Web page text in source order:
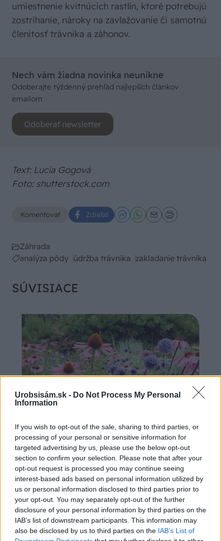
Urobsisám.sk - Do Not Process My Personal
Information
If you wish to opt-out of the sale, sharing to third parties, or
processing of your personal or sensitive information for
targeted advertising by us, please use the below opt-out
section to confirm your selection. Please note that after your
opt-out request is processed you may continue seeing
interest-based ads based on personal information utilized by
us or personal information disclosed to third parties prior to
your opt-out. You may separately opt-out of the further
disclosure of your personal information by third parties on the
IAB’s list of downstream participants. This information may
also be disclosed by us to third parties on the IAB’s List of
umiestnenie kvitnúcich rastlín, ktoré potrebujú
zostrihanie, nároky na zavlažovanie či samotnú
členitosť trávnika a záhonov.
Nech vám žiadna novinka neunikne
Odoberajte týždenný prehľad najlepších článkov
emailom
Odoberať newsletter
Text: Lucia Gogová
Foto: shutterstock.com
Komentovať Zdieľať
Záhrada
analýza pôdy údržba trávnika zakladanie trávnika
SÚVISIACE
Trvalky, ktoré znesú sucho a teplo? Tieto
vysaďte na miesta, na ktoré slnko svieti celý
deň